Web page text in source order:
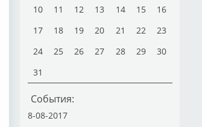
10
11 12 13 14 15
16
17
18 19 20 21 22
23
24
25 26 27 28 29
30
31
События:
8-08-2017